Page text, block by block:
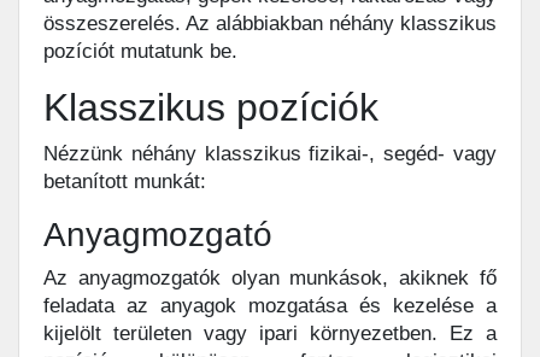
összeszerelés. Az alábbiakban néhány klasszikus
pozíciót mutatunk be.
Klasszikus pozíciók
Nézzünk néhány klasszikus fizikai-, segéd- vagy
betanított munkát:
Anyagmozgató
Az anyagmozgatók olyan munkások, akiknek fő
feladata az anyagok mozgatása és kezelése a
kijelölt területen vagy ipari környezetben. Ez a